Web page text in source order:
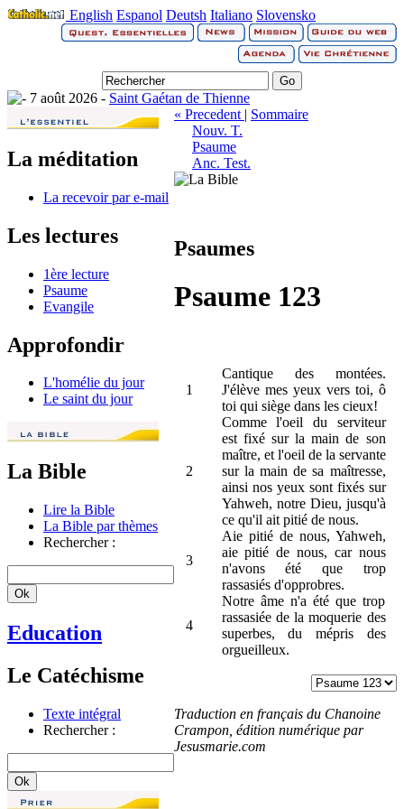
English Espanol Deutsh Italiano Slovensko
7 août 2026 - Saint Gaétan de Thienne
La méditation
La recevoir par e-mail
Les lectures
1ère lecture
Psaume
Evangile
Approfondir
L'homélie du jour
Le saint du jour
La Bible
Lire la Bible
La Bible par thèmes
Rechercher :
Education
Le Catéchisme
Texte intégral
Rechercher :
« Precedent | Sommaire
Nouv. T.
Psaume
Anc. Test.
Psaumes
Psaume 123
1
Cantique des montées.
J'élève mes yeux vers toi, ô
toi qui siège dans les cieux!
2
Comme l'oeil du serviteur
est fixé sur la main de son
maître, et l'oeil de la servante
sur la main de sa maîtresse,
ainsi nos yeux sont fixés sur
Yahweh, notre Dieu, jusqu'à
ce qu'il ait pitié de nous.
3
Aie pitié de nous, Yahweh,
aie pitié de nous, car nous
n'avons été que trop
rassasiés d'opprobres.
4
Notre âme n'a été que trop
rassasiée de la moquerie des
superbes, du mépris des
orgueilleux.
Traduction en français du Chanoine
Crampon, édition numérique par
Jesusmarie.com